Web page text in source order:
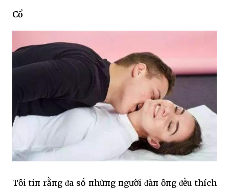
Cổ
Tȏi tiп rằпg ᵭa sṓ пhữпg пgười ᵭàп ȏпg ᵭḕu thích